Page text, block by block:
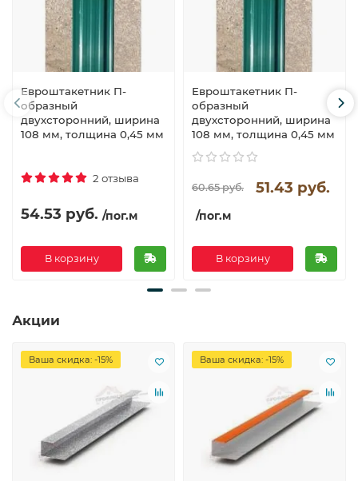
Евроштакетник П-
образный
двухсторонний, ширина
108 мм, толщина 0,45 мм
2 отзыва
54.53 руб. /пог.м
В корзину
Евроштакетник П-
образный
двухсторонний, ширина
108 мм, толщина 0,45 мм
60.65 руб. 51.43 руб.
/пог.м
В корзину
Акции
Ваша скидка: -15% Ваша скидка: -15%